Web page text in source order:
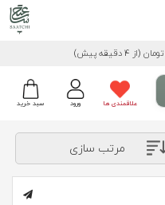
تومان (از 4 دقیقه پیش)
سبد خرید ورود علاقمندی ها
مرتب سازی